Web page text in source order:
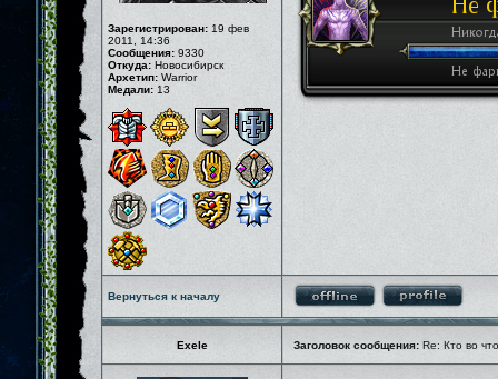
Зарегистрирован: 19 фев
2011, 14:36
Сообщения: 9330
Откуда: Новосибирск
Архетип: Warrior
Медали: 13
Вернуться к началу
Exele Заголовок сообщения: Re: Кто во